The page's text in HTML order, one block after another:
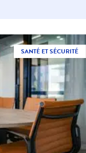
SANTÉ ET SÉCURITÉ